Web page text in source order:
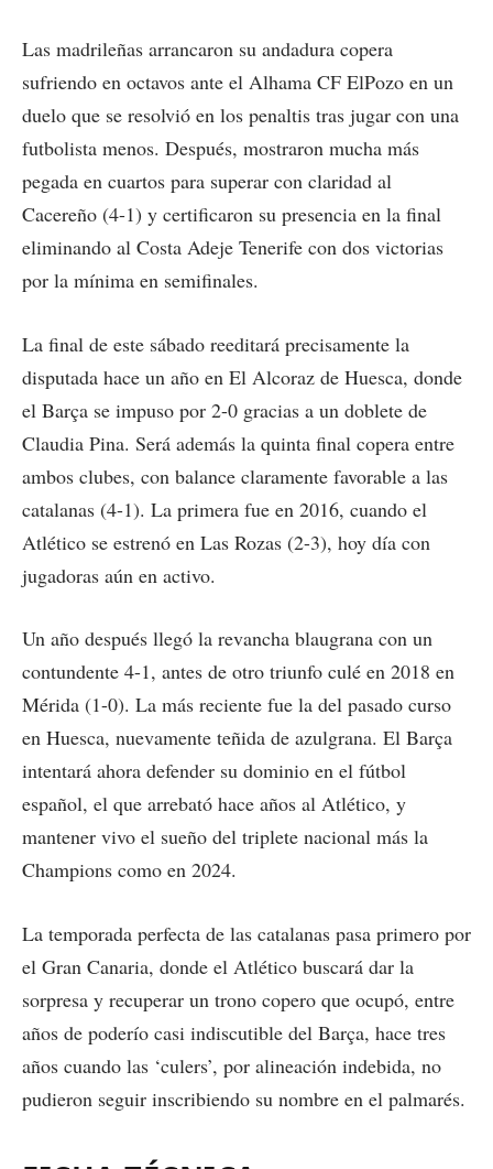
Las madrileñas arrancaron su andadura copera
sufriendo en octavos ante el Alhama CF ElPozo en un
duelo que se resolvió en los penaltis tras jugar con una
futbolista menos. Después, mostraron mucha más
pegada en cuartos para superar con claridad al
Cacereño (4-1) y certificaron su presencia en la final
eliminando al Costa Adeje Tenerife con dos victorias
por la mínima en semifinales.
La final de este sábado reeditará precisamente la
disputada hace un año en El Alcoraz de Huesca, donde
el Barça se impuso por 2-0 gracias a un doblete de
Claudia Pina. Será además la quinta final copera entre
ambos clubes, con balance claramente favorable a las
catalanas (4-1). La primera fue en 2016, cuando el
Atlético se estrenó en Las Rozas (2-3), hoy día con
jugadoras aún en activo.
Un año después llegó la revancha blaugrana con un
contundente 4-1, antes de otro triunfo culé en 2018 en
Mérida (1-0). La más reciente fue la del pasado curso
en Huesca, nuevamente teñida de azulgrana. El Barça
intentará ahora defender su dominio en el fútbol
español, el que arrebató hace años al Atlético, y
mantener vivo el sueño del triplete nacional más la
Champions como en 2024.
La temporada perfecta de las catalanas pasa primero por
el Gran Canaria, donde el Atlético buscará dar la
sorpresa y recuperar un trono copero que ocupó, entre
años de poderío casi indiscutible del Barça, hace tres
años cuando las ‘culers’, por alineación indebida, no
pudieron seguir inscribiendo su nombre en el palmarés.